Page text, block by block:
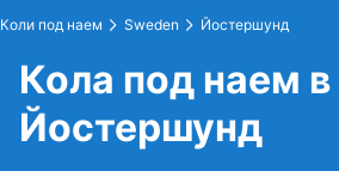
Коли под наем Sweden Йостершунд
Кола под наем в
Йостершунд